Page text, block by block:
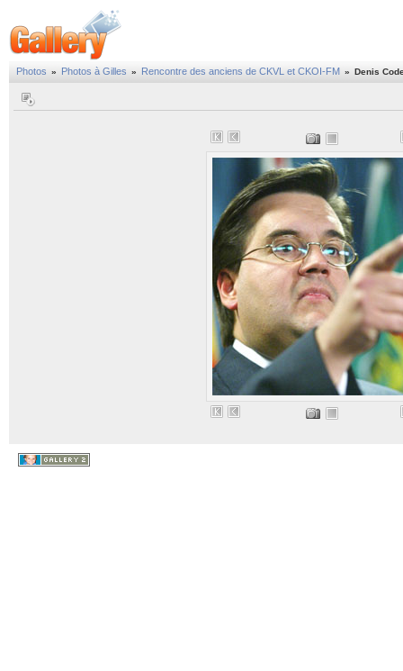
Photos » Photos à Gilles » Rencontre des anciens de CKVL et CKOI-FM » Denis